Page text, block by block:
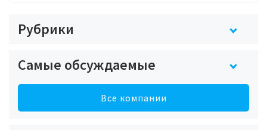
Рубрики
Самые обсуждаемые
Все компании